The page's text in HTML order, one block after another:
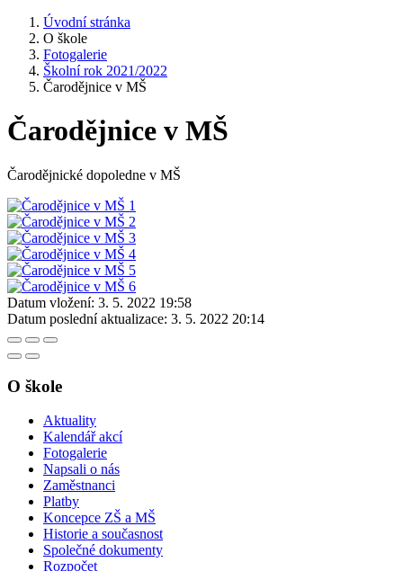
Úvodní stránka
O škole
Fotogalerie
Školní rok 2021/2022
Čarodějnice v MŠ
Čarodějnice v MŠ
Čarodějnické dopoledne v MŠ
Datum vložení: 3. 5. 2022 19:58
Datum poslední aktualizace: 3. 5. 2022 20:14
O škole
Aktuality
Kalendář akcí
Fotogalerie
Napsali o nás
Zaměstnanci
Platby
Koncepce ZŠ a MŠ
Historie a současnost
Společné dokumenty
Rozpočet